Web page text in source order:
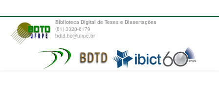
Biblioteca Digital de Teses e Dissertações
(81) 3320-6179
bdtd.bc@ufrpe.br